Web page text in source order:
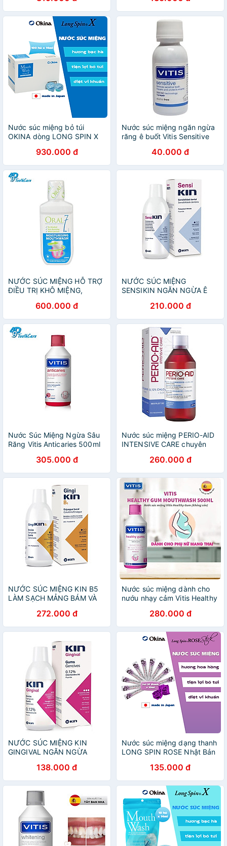
Nước súc miệng bỏ túi
OKINA dòng LONG SPIN X
Hộp 100 hũ x 14ml
930.000 đ
Nước súc miệng ngăn ngừa
răng ê buốt Vitis Sensitive
40.000 đ
NƯỚC SÚC MIỆNG HỖ TRỢ
ĐIỀU TRỊ KHÔ MIỆNG,
NGƯỜI KHÔ MIỆNG ORAL7
500ml
600.000 đ
NƯỚC SÚC MIỆNG
SENSIKIN NGĂN NGỪA Ê
210.000 đ
Nước Súc Miệng Ngừa Sâu
Răng Vitis Anticaries 500ml
305.000 đ
Nước súc miệng PERIO-AID
INTENSIVE CARE chuyên
260.000 đ
NƯỚC SÚC MIỆNG KIN B5
LÀM SẠCH MẢNG BÁM VÀ
272.000 đ
Nước súc miệng dành cho
nướu nhạy cảm Vitis Healthy
280.000 đ
NƯỚC SÚC MIỆNG KIN
GINGIVAL NGĂN NGỪA
138.000 đ
Nước súc miệng dạng thanh
LONG SPIN ROSE Nhật Bản
10 thanh x 10ml
135.000 đ